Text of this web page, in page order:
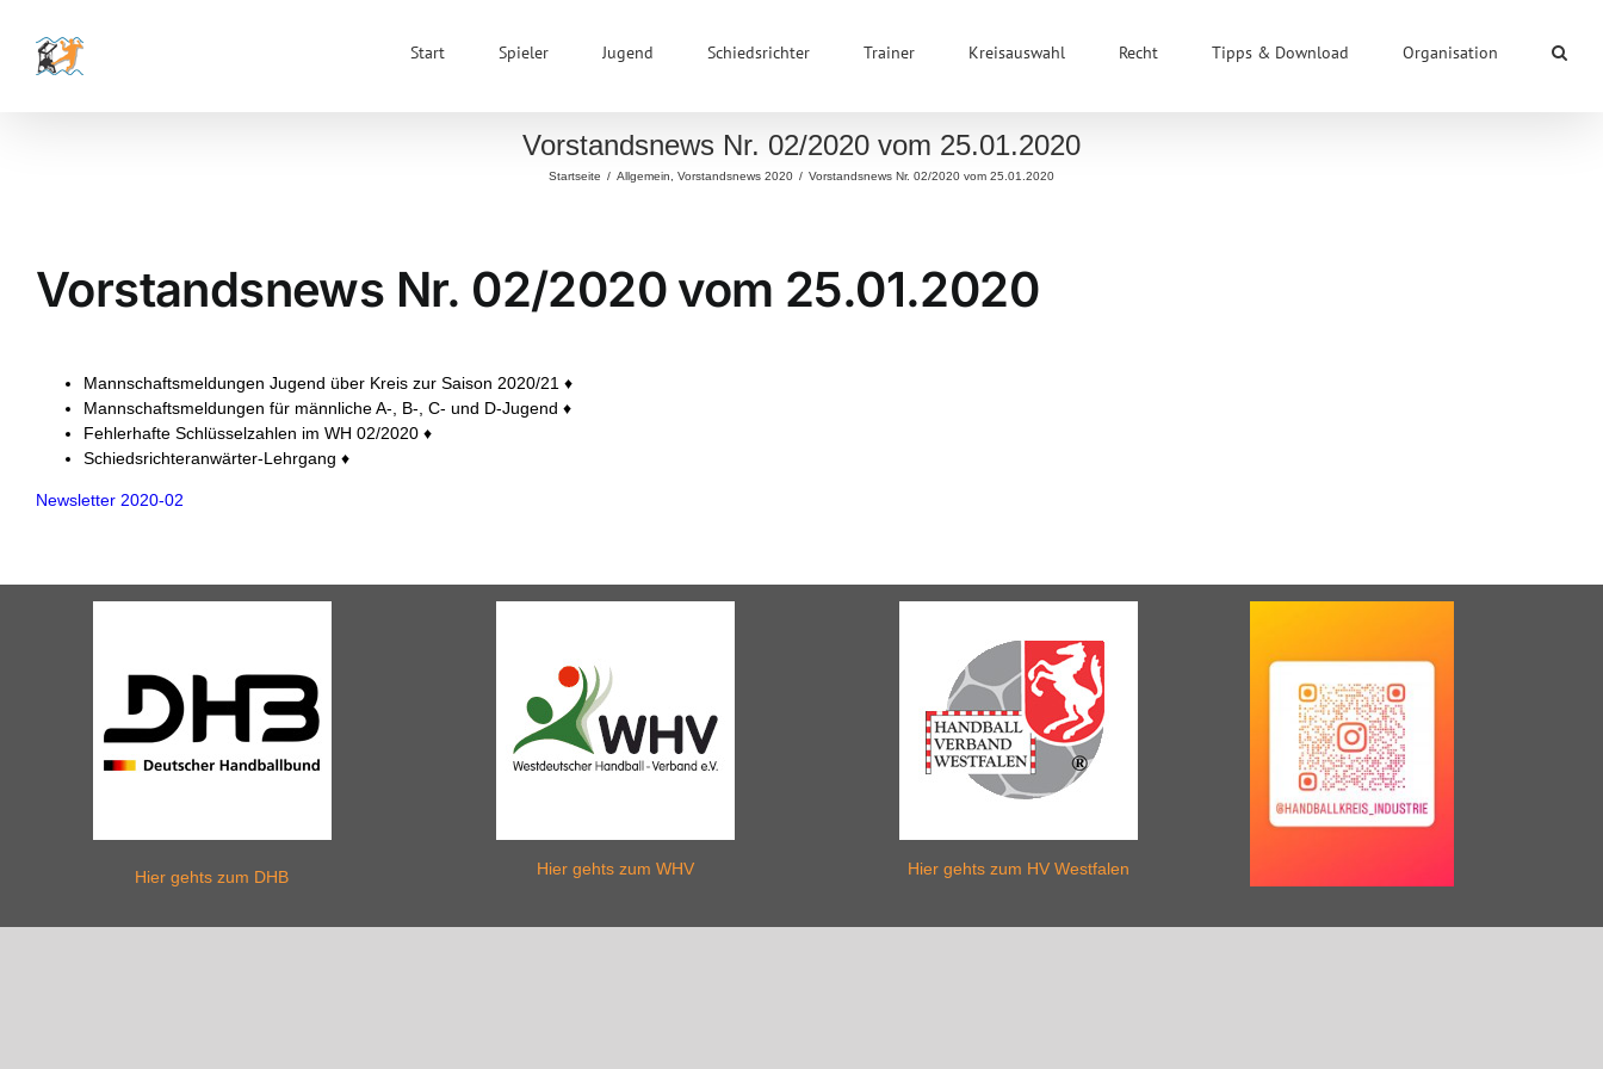
Inhalt
springen
Start Spieler Jugend Schiedsrichter Trainer Kreisauswahl Recht Tipps & Download Organisation
Vorstandsnews Nr. 02/2020 vom 25.01.2020
Startseite / Allgemein Vorstandsnews 2020 / Vorstandsnews Nr. 02/2020 vom 25.01.2020
Vorstandsnews Nr. 02/2020 vom 25.01.2020
Mannschaftsmeldungen Jugend über Kreis zur Saison 2020/21 ♦
Mannschaftsmeldungen für männliche A-, B-, C- und D-Jugend ♦
Fehlerhafte Schlüsselzahlen im WH 02/2020 ♦
Schiedsrichteranwärter-Lehrgang ♦
Newsletter 2020-02
Hier gehts zum DHB Hier gehts zum WHV Hier gehts zum HV Westfalen